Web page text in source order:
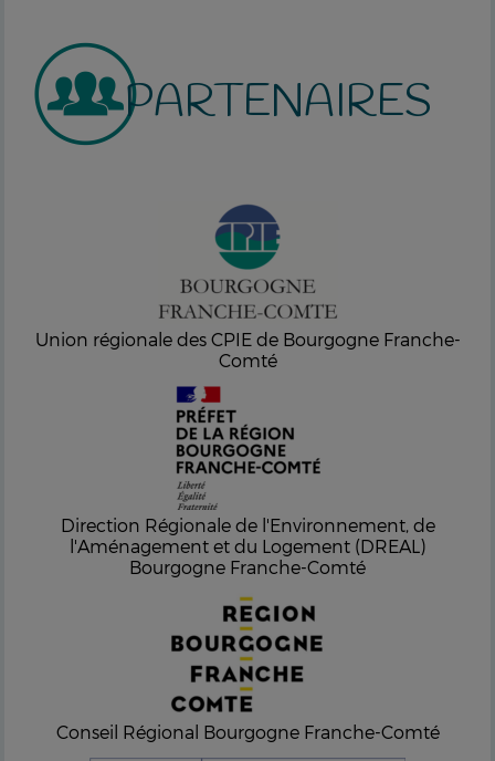
PARTENAIRES
Union régionale des CPIE de Bourgogne Franche-
Comté
Direction Régionale de l'Environnement, de
l'Aménagement et du Logement (DREAL)
Bourgogne Franche-Comté
Conseil Régional Bourgogne Franche-Comté